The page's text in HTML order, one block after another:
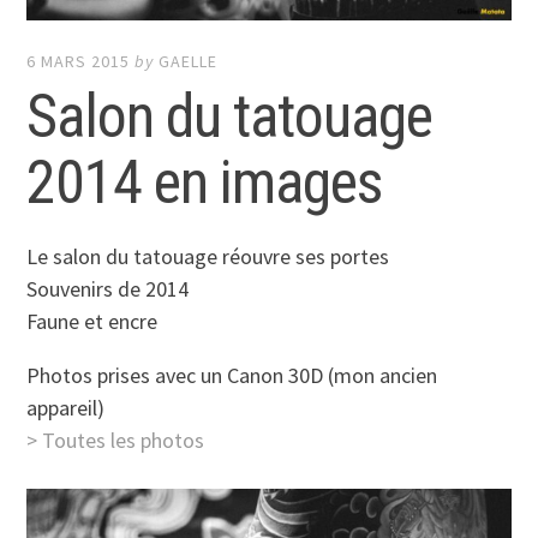
6 MARS 2015 by GAELLE
Salon du tatouage
2014 en images
Le salon du tatouage réouvre ses portes
Souvenirs de 2014
Faune et encre
Photos prises avec un Canon 30D (mon ancien
appareil)
> Toutes les photos